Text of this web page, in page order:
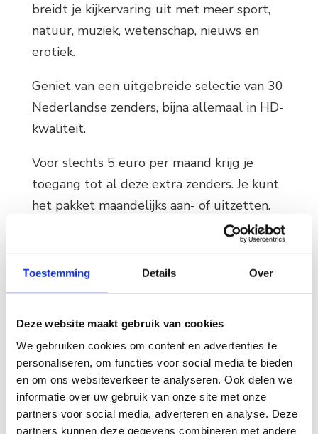
Toestemming Details Over
Deze website maakt gebruik van cookies
We gebruiken cookies om content en advertenties te
personaliseren, om functies voor social media te bieden
en om ons websiteverkeer te analyseren. Ook delen we
informatie over uw gebruik van onze site met onze
partners voor social media, adverteren en analyse. Deze
partners kunnen deze gegevens combineren met andere
breidt je kijkervaring uit met meer sport,
natuur, muziek, wetenschap, nieuws en
erotiek.
Geniet van een uitgebreide selectie van 30
Nederlandse zenders, bijna allemaal in HD-
kwaliteit.
Voor slechts 5 euro per maand krijg je
toegang tot al deze extra zenders. Je kunt
het pakket maandelijks aan- of uitzetten.
Zenders
Crime